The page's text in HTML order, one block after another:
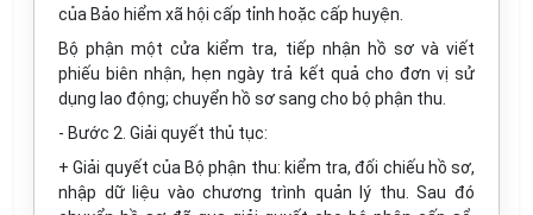
của Bảo hiểm xã hội cấp tỉnh hoặc cấp huyện.
Bộ phận một cửa kiểm tra, tiếp nhận hồ sơ và viết
phiếu biên nhận, hẹn ngày trả kết quả cho đơn vị sử
dụng lao động; chuyển hồ sơ sang cho bộ phận thu.
- Bước 2. Giải quyết thủ tục:
+ Giải quyết của Bộ phận thu: kiểm tra, đối chiếu hồ sơ,
nhập dữ liệu vào chương trình quản lý thu. Sau đó